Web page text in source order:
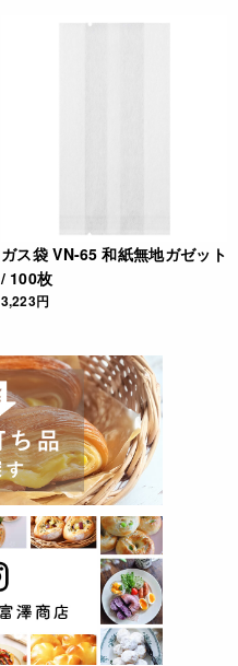
ガス袋 VN-65 和紙無地ガゼット
/ 100枚
3,223円